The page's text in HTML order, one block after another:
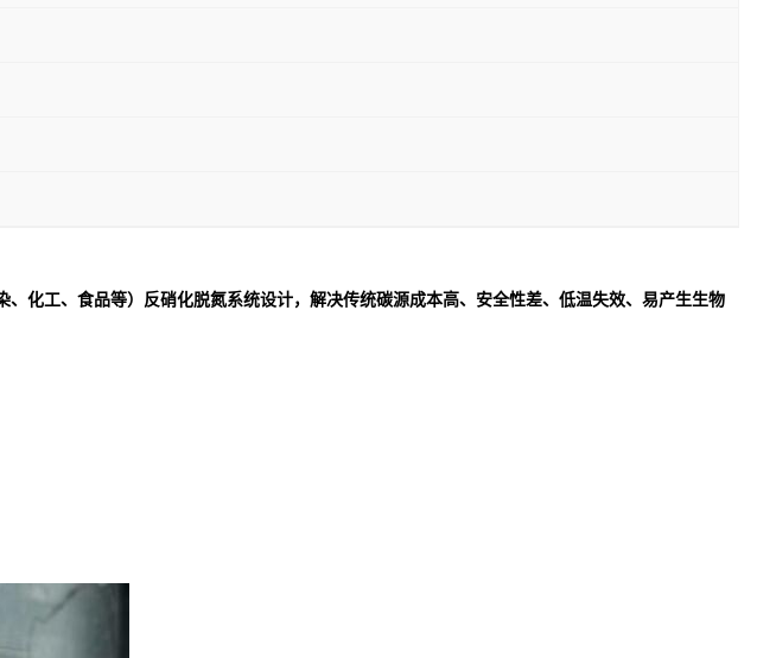
化工、食品等）反硝化脱氮系统设计，解决传统碳源成本高、安全性差、低温失效、易产生生物